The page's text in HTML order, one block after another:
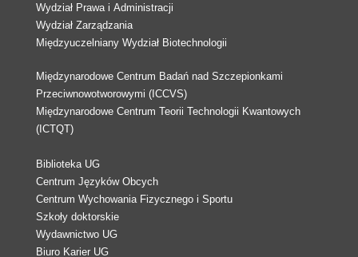
Wydział Prawa i Administracji
Wydział Zarządzania
Międzyuczelniany Wydział Biotechnologii
Międzynarodowe Centrum Badań nad Szczepionkami
Przeciwnowotworowymi (ICCVS)
Międzynarodowe Centrum Teorii Technologii Kwantowych
(ICTQT)
Biblioteka UG
Centrum Języków Obcych
Centrum Wychowania Fizycznego i Sportu
Szkoły doktorskie
Wydawnictwo UG
Biuro Karier UG